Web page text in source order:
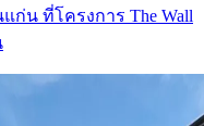
ก่น ที่โครงการ The Wall